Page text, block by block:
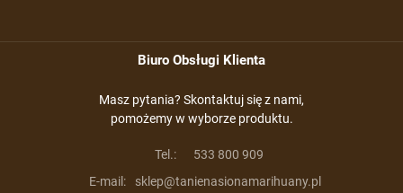
Biuro Obsługi Klienta
Masz pytania? Skontaktuj się z nami,
pomożemy w wyborze produktu.
Tel.:
533 800 909
E-mail:
sklep@tanienasionamarihuany.pl